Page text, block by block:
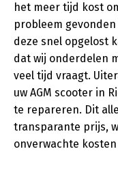
het meer tijd kost
probleem
deze snel opgelost
dat wij onderdelen
veel tijd vraagt.
uw AGM scooter in
te repareren. Dit
transparante prijs,
onverwachte